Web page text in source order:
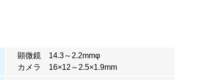
顕微鏡 14.3～2.2mmφ
カメラ 16×12～2.5×1.9mm